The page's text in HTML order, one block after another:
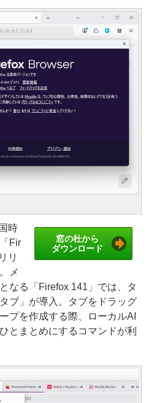
窓の杜から
ダウンロード
時
Fir
リ
メ
なる「Firefox 141」では、タ
ブ」が導入。タブをドラッグ
プを作成する際、ローカルAI
とまとめにするコマンドが利